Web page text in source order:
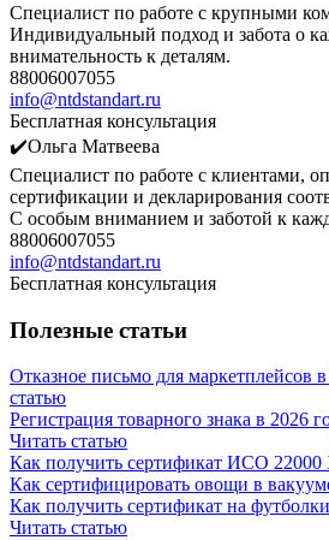
Специалист по работе с крупными
Индивидуальный подход и забота о
внимательность к деталям.
88006007055
info@ntdstandart.ru
Бесплатная консультация
✔️Ольга Матвеева
Специалист по работе с клиентами,
сертификации и декларирования
С особым вниманием и заботой к
88006007055
info@ntdstandart.ru
Бесплатная консультация
Полезные статьи
Отказное письмо для маркетплейсов
статью
Регистрация товарного знака в 2026
Читать статью
Как получить сертификат ИСО
Как сертифицировать овощи в
Как получить сертификат на
Читать статью